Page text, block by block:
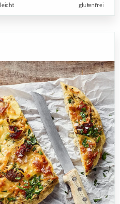
leicht glutenfrei